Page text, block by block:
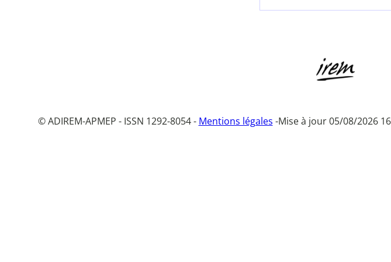
© ADIREM-APMEP - ISSN 1292-8054 - Mentions légales -Mise à jour 05/08/2026